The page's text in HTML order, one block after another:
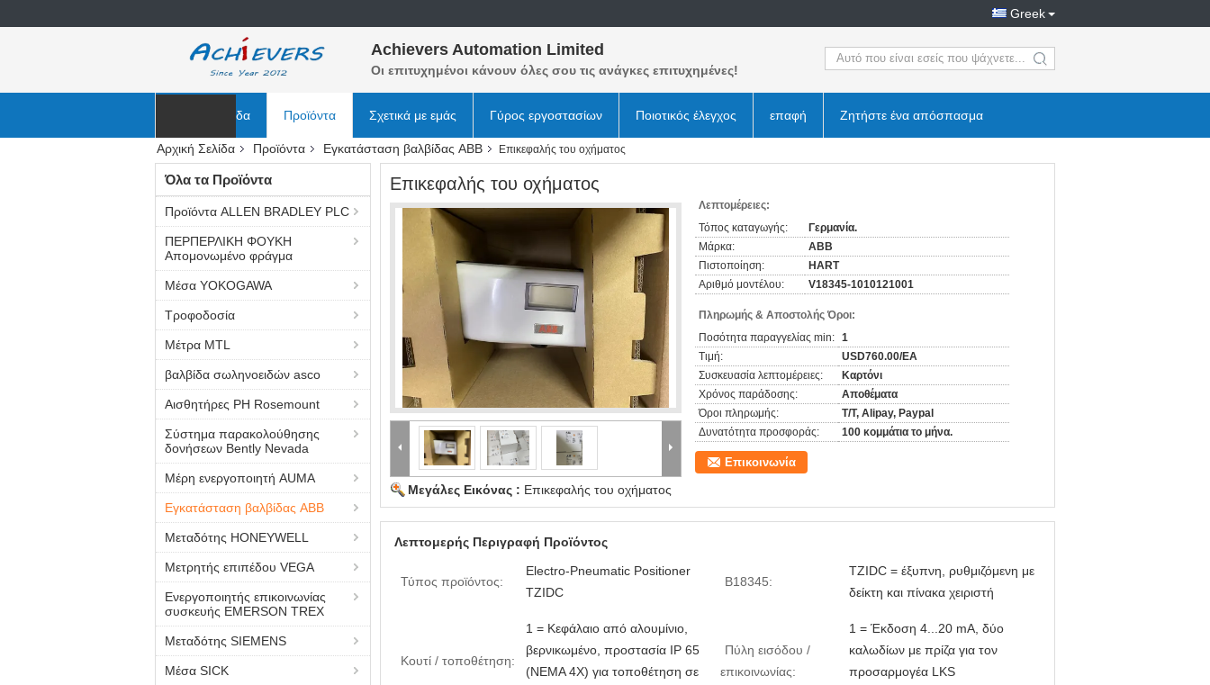
Greek
Achievers Automation Limited
Οι επιτυχημένοι κάνουν όλες σου τις ανάγκες επιτυχημένες! search
Αρχική Σελίδα Προϊόντα Σχετικά με εμάς Γύρος εργοστασίων Ποιοτικός έλεγχος επαφή Ζητήστε ένα απόσπασμα
Ειδήσεις
Αρχική Σελίδα Προϊόντα Εγκατάσταση βαλβίδας ABB Επικεφαλής του οχήματος
Όλα τα Προϊόντα
Προϊόντα ALLEN BRADLEY PLC
ΠΕΡΠΕΡΛΙΚΗ ΦΟΥΚΗ
Απομονωμένο φράγμα
Μέσα YOKOGAWA
Τροφοδοσία
Μέτρα MTL
βαλβίδα σωληνοειδών asco
Αισθητήρες PH Rosemount
Σύστημα παρακολούθησης
δονήσεων Bently Nevada
Μέρη ενεργοποιητή AUMA
Εγκατάσταση βαλβίδας ABB
Μεταδότης HONEYWELL
Μετρητής επιπέδου VEGA
Ενεργοποιητής επικοινωνίας
συσκευής EMERSON TREX
Μεταδότης SIEMENS
Μέσα SICK
Επικεφαλής του οχήματος
Μεγάλες Εικόνας : Επικεφαλής του οχήματος
Λεπτομέρειες:
Τόπος καταγωγής:
Γερμανία.
Μάρκα:
ABB
Πιστοποίηση:
HART
Αριθμό μοντέλου:
V18345-1010121001
Πληρωμής & Αποστολής Όροι:
Ποσότητα παραγγελίας min: 1
Τιμή:
USD760.00/EA
Συσκευασία λεπτομέρειες:
Καρτόνι
Χρόνος παράδοσης:
Αποθέματα
Όροι πληρωμής:
Τ/Τ, Alipay, Paypal
Δυνατότητα προσφοράς:
100 κομμάτια το μήνα.
Επικοινωνία
Λεπτομερής Περιγραφή Προϊόντος
Τύπος προϊόντος:
Electro-Pneumatic Positioner
TZIDC
Β18345:
TZIDC = έξυπνη, ρυθμιζόμενη με
δείκτη και πίνακα χειριστή
Κουτί / τοποθέτηση:
1 = Κεφάλαιο από αλουμίνιο,
βερνικωμένο, προστασία IP 65
(NEMA 4X) για τοποθέτηση σε
Πύλη εισόδου /
επικοινωνίας:
1 = Έκδοση 4...20 mA, δύο
καλωδίων με πρίζα για τον
προσαρμογέα LKS